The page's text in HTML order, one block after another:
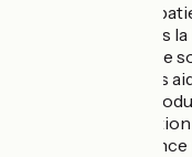
Nous sommes
partager avec vous
Cherbourg. Que ce
informations, vous
guider vers des
Bureau
pour une